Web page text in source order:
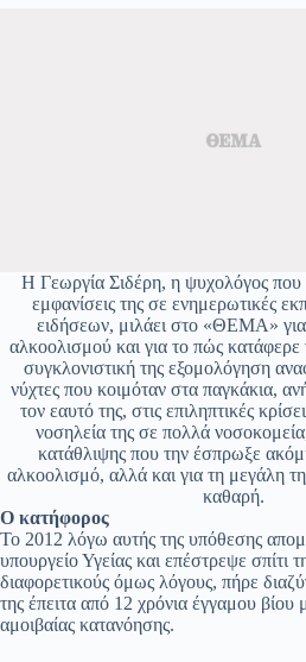
Η Γεωργία Σιδέρη, η ψυχολόγος που
εμφανίσεις της σε ενημερωτικές
ειδήσεων, μιλάει στο «ΘΕΜΑ» για
αλκοολισμού και για το πώς κατάφερε
συγκλονιστική της εξομολόγηση
νύχτες που κοιμόταν στα παγκάκια,
τον εαυτό της, στις επιληπτικές
νοσηλεία της σε πολλά
κατάθλιψης που την έσπρωξε
αλκοολισμό, αλλά και για τη μεγάλη
καθαρή.
Ο κατήφορος
Το 2012 λόγω αυτής της υπόθεσης
υπουργείο Υγείας και επέστρεψε σπίτι
διαφορετικούς όμως λόγους, πήρε
της έπειτα από 12 χρόνια έγγαμου βίου
αμοιβαίας κατανόησης.